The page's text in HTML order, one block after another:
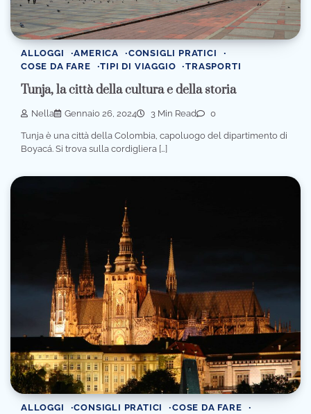
ALLOGGI AMERICA
CONSIGLI PRATICI
COSE DA FARE
TIPI DI VIAGGIO TRASPORTI
Tunja, la città della cultura e della storia
Nella Gennaio 26, 2024 3 Min Read 0
Tunja è una città della Colombia, capoluogo del dipartimento di
Boyacá. Si trova sulla cordigliera […]
ALLOGGI CONSIGLI PRATICI
COSE DA FARE